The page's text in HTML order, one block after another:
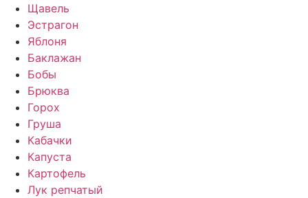
Щавель
Эстрагон
Яблоня
Баклажан
Бобы
Брюква
Горох
Груша
Кабачки
Капуста
Картофель
Лук репчатый